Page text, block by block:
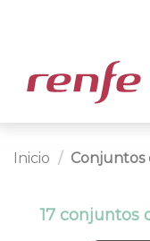
Inicio Conjuntos
17 conjuntos